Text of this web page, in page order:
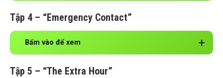
Tập 4 – “Emergency Contact”
Bấm vào để xem
Tập 5 – “The Extra Hour”